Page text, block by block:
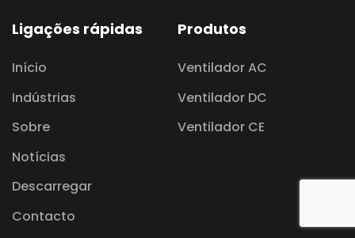
Ligações rápidas
Início
Indústrias
Sobre
Notícias
Descarregar
Contacto
Produtos
Ventilador AC
Ventilador DC
Ventilador CE